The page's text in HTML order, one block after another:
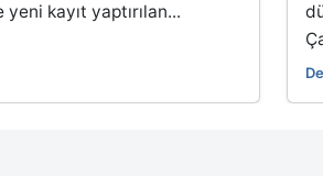
kayıt yaptırılan...